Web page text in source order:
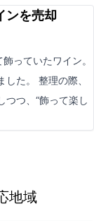
ンを売却
っていたワイン。
た。 整理の際、
つつ、“飾って楽し
地域